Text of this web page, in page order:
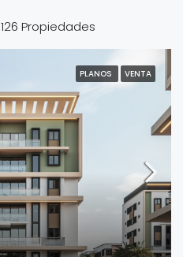
126 Propiedades
PLANOS VENTA